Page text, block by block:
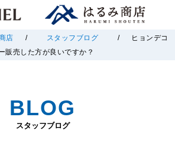
店 / スタッフブログ /
ヒョンデコ
販売した方が良いですか？
BLOG
スタッフブログ